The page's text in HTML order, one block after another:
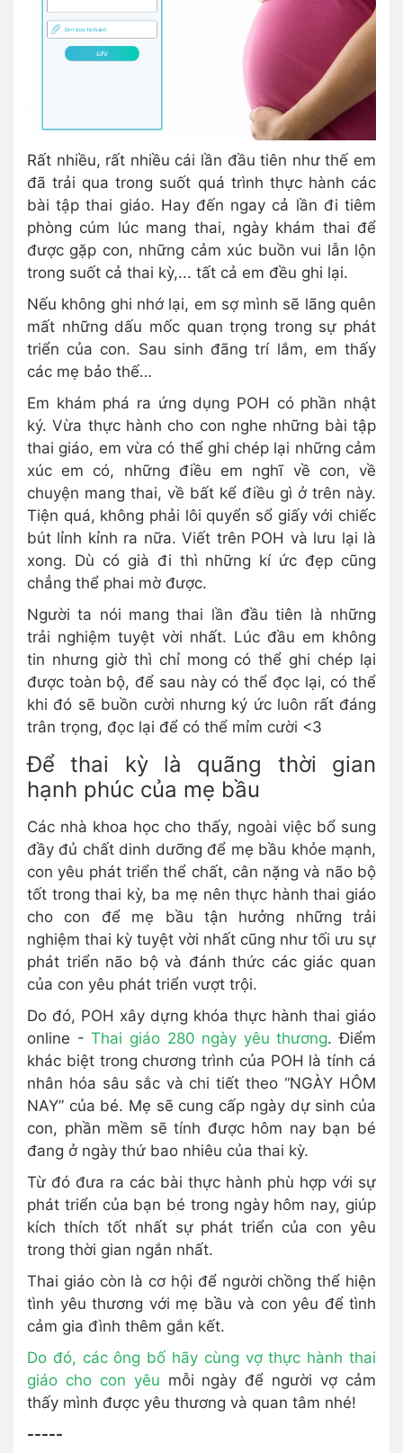
Rất nhiều, rất nhiều cái lần đầu tiên như thế em
đã trải qua trong suốt quá trình thực hành các
bài tập thai giáo. Hay đến ngay cả lần đi tiêm
phòng cúm lúc mang thai, ngày khám thai để
được gặp con, những cảm xúc buồn vui lẫn lộn
trong suốt cả thai kỳ,... tất cả em đều ghi lại.
Nếu không ghi nhớ lại, em sợ mình sẽ lãng quên
mất những dấu mốc quan trọng trong sự phát
triển của con. Sau sinh đãng trí lắm, em thấy
các mẹ bảo thế…
Em khám phá ra ứng dụng POH có phần nhật
ký. Vừa thực hành cho con nghe những bài tập
thai giáo, em vừa có thể ghi chép lại những cảm
xúc em có, những điều em nghĩ về con, về
chuyện mang thai, về bất kể điều gì ở trên này.
Tiện quá, không phải lôi quyển sổ giấy với chiếc
bút lỉnh kỉnh ra nữa. Viết trên POH và lưu lại là
xong. Dù có già đi thì những kí ức đẹp cũng
chẳng thể phai mờ được.
Người ta nói mang thai lần đầu tiên là những
trải nghiệm tuyệt vời nhất. Lúc đầu em không
tin nhưng giờ thì chỉ mong có thể ghi chép lại
được toàn bộ, để sau này có thể đọc lại, có thể
khi đó sẽ buồn cười nhưng ký ức luôn rất đáng
trân trọng, đọc lại để có thể mỉm cười <3
Để thai kỳ là quãng thời gian
hạnh phúc của mẹ bầu
Các nhà khoa học cho thấy, ngoài việc bổ sung
đầy đủ chất dinh dưỡng để mẹ bầu khỏe mạnh,
con yêu phát triển thể chất, cân nặng và não bộ
tốt trong thai kỳ, ba mẹ nên thực hành thai giáo
cho con để mẹ bầu tận hưởng những trải
nghiệm thai kỳ tuyệt vời nhất cũng như tối ưu sự
phát triển não bộ và đánh thức các giác quan
của con yêu phát triển vượt trội.
Do đó, POH xây dựng khóa thực hành thai giáo
online -Thai giáo 280 ngày yêu thương. Điểm
khác biệt trong chương trình của POH là tính cá
nhân hóa sâu sắc và chi tiết theo “NGÀY HÔM
NAY” của bé. Mẹ sẽ cung cấp ngày dự sinh của
con, phần mềm sẽ tính được hôm nay bạn bé
đang ở ngày thứ bao nhiêu của thai kỳ.
Từ đó đưa ra các bài thực hành phù hợp với sự
phát triển của bạn bé trong ngày hôm nay, giúp
kích thích tốt nhất sự phát triển của con yêu
trong thời gian ngắn nhất.
Thai giáo còn là cơ hội để người chồng thể hiện
tình yêu thương với mẹ bầu và con yêu để tình
cảm gia đình thêm gắn kết.
Do đó, các ông bố hãy cùng vợ thực hành thai
giáo cho con yêu mỗi ngày để người vợ cảm
thấy mình được yêu thương và quan tâm nhé!
-----